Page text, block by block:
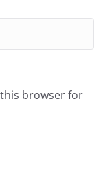
browser for